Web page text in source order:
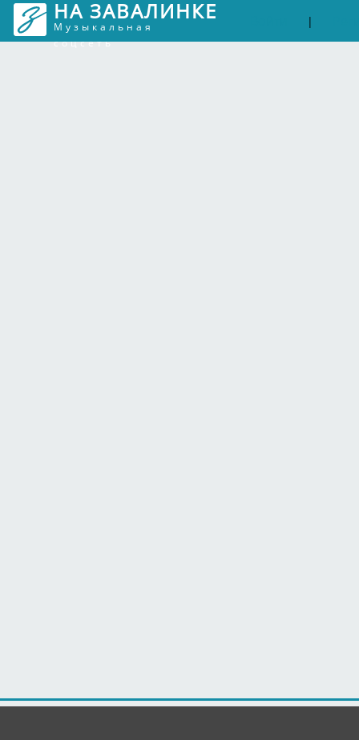
НА ЗАВАЛИНКЕ
Музыкальная
соцсеть
|